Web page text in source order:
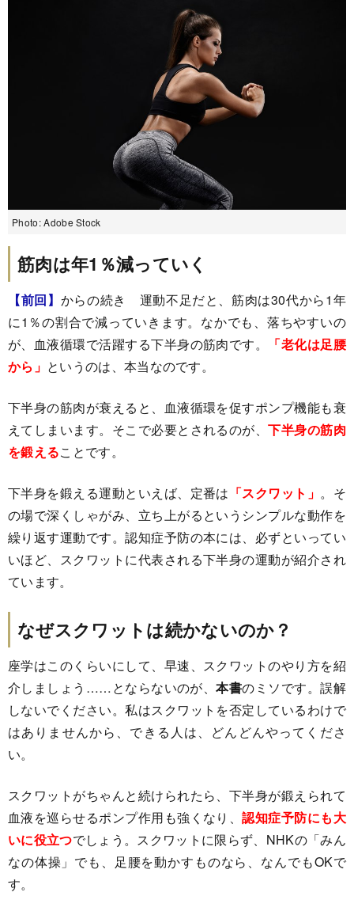
Photo: Adobe Stock
筋肉は年1％減っていく
【前回】 からの続き 運動不足だと、筋肉は30代から1年
に1％の割合で減っていきます。なかでも、落ちやすいの
が、血液循環で活躍する下半身の筋肉です。
「老化は足腰
から」 というのは、本当なのです。
下半身の筋肉が衰えると、血液循環を促すポンプ機能も衰
えてしまいます。そこで必要とされるのが、下半身の筋肉
を鍛えることです。
下半身を鍛える運動といえば、定番は 「スクワット」 。そ
の場で深くしゃがみ、立ち上がるというシンプルな動作を
繰り返す運動です。認知症予防の本には、必ずといってい
いほど、スクワットに代表される下半身の運動が紹介され
ています。
なぜスクワットは続かないのか？
座学はこのくらいにして、早速、スクワットのやり方を紹
介しましょう……とならないのが、本書のミソです。誤解
しないでください。私はスクワットを否定しているわけで
はありませんから、できる人は、どんどんやってくださ
い。
スクワットがちゃんと続けられたら、下半身が鍛えられて
血液を巡らせるポンプ作用も強くなり、認知症予防にも大
いに役立つでしょう。スクワットに限らず、NHKの「みん
なの体操」でも、足腰を動かすものなら、なんでもOKで
す。